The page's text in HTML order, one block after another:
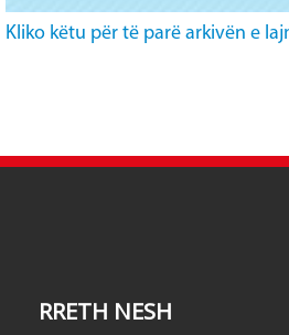
Kliko këtu për të parë arkivën e
RRETH NESH